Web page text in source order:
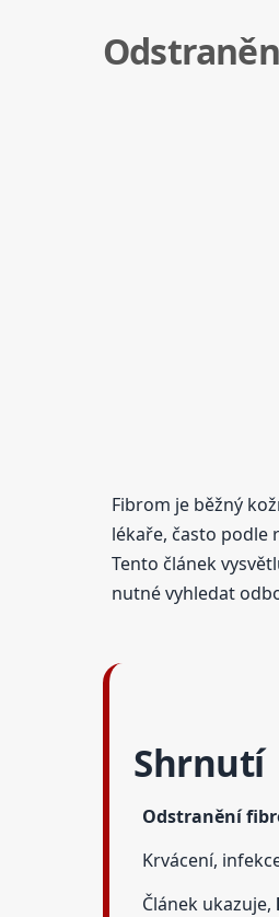
Fibrom je běžný
lékaře, často podle
Tento článek
nutné vyhledat
Shrnutí
Odstranění
Krvácení,
Článek ukazuje,